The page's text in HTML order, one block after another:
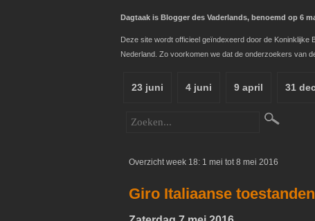
Dagtaak is Blogger des Vaderlands, benoemd op 6
Deze site wordt officieel geïndexeerd door de
Nederland. Zo voorkomen we dat de onderzoekers van
23 juni 4 juni 9 april 31
Overzicht week 18: 1 mei tot 8 mei 2016
Giro Italiaanse